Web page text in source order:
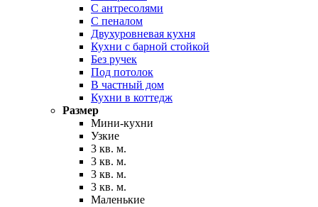
С антресолями
С пеналом
Двухуровневая кухня
Кухни с барной стойкой
Без ручек
Под потолок
В частный дом
Кухни в коттедж
Размер
Мини-кухни
Узкие
3 кв. м.
3 кв. м.
3 кв. м.
3 кв. м.
Маленькие